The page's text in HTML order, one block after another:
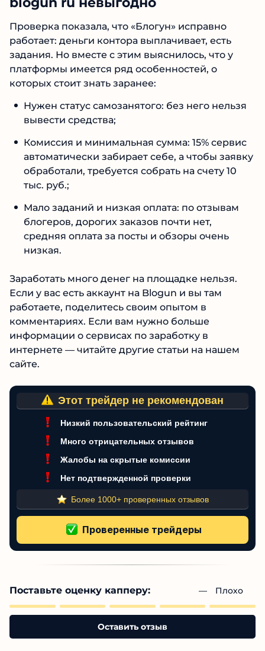
Вывод: почему сотрудничать с
blogun ru невыгодно
Проверка показала, что «Блогун» исправно
работает: деньги контора выплачивает, есть
задания. Но вместе с этим выяснилось, что у
платформы имеется ряд особенностей, о
Нужен статус самозанятого: без него
нельзя вывести средства;
Комиссия и минимальная сумма: 15%
сервис автоматически забирает себе, а
чтобы заявку обработали, требуется
собрать на счету 10 тыс. руб.;
блогеров, дорогих заказов почти нет,
средняя оплата за посты и обзоры очень
низкая.
Заработать много денег на площадке нельзя.
Если у вас есть аккаунт на Blogun и вы там
работаете, поделитесь своим опытом в
информации о сервисах по заработку в
интернете — читайте другие статьи на нашем
Низкий пользовательский рейтинг
Много отрицательных отзывов
Жалобы на скрытые комиссии
Нет подтвержденной проверки
Более 1000+ проверенных отзывов
Поставьте оценку капперу: — Плохо